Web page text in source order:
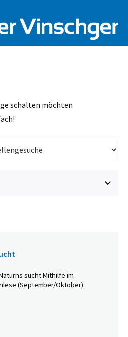
schalten möchten
keyboard_arrow_down
sucht Mithilfe im
(September/Oktober).